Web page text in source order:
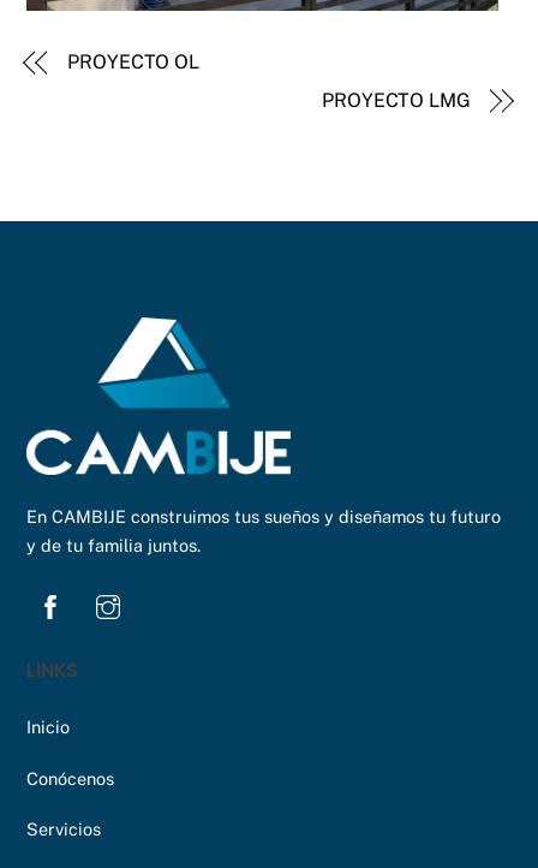
PROYECTO OL
PROYECTO LMG
En CAMBIJE construimos tus sueños y diseñamos tu futuro
y de tu familia juntos.
LINKS
Inicio
Conócenos
Servicios